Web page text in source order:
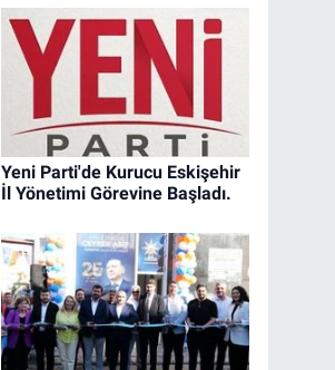
Yeni Parti'de Kurucu Eskişehir
İl Yönetimi Görevine Başladı.